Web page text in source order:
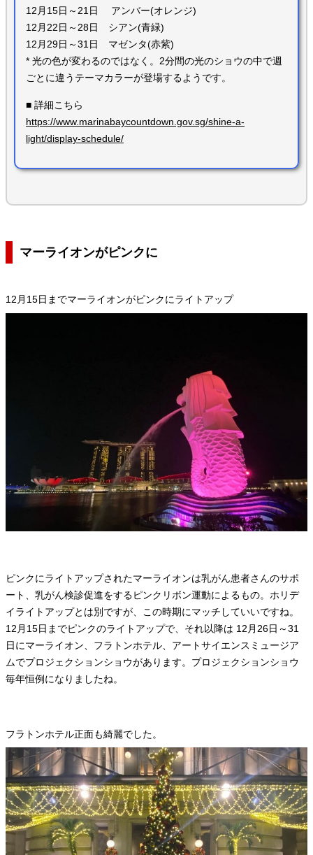
12月15日～21日 アンバー(オレンジ)
12月22日～28日 シアン(青緑)
12月29日～31日 マゼンタ(赤紫)
* 光の色が変わるのではなく。2分間の光のショウの中で週
ごとに違うテーマカラーが登場するようです。
■ 詳細こちら
https://www.marinabaycountdown.gov.sg/shine-a-
light/display-schedule/
マーライオンがピンクに
12月15日までマーライオンがピンクにライトアップ
ピンクにライトアップされたマーライオンは乳がん患者さんのサポ
ート、乳がん検診促進をするピンクリボン運動によるもの。ホリデ
イライトアップとは別ですが、この時期にマッチしていいですね。
12月15日までピンクのライトアップで、それ以降は 12月26日～31
日にマーライオン、フラトンホテル、アートサイエンスミュージア
ムでプロジェクションショウがあります。プロジェクションショウ
毎年恒例になりましたね。
フラトンホテル正面も綺麗でした。